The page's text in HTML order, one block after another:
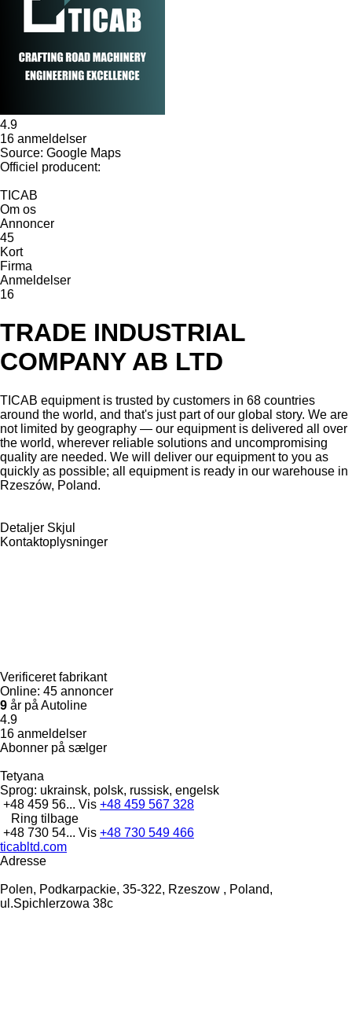
4.9
16 anmeldelser
Source: Google Maps
Officiel producent:
TICAB
Om os
Annoncer
45
Kort
Firma
Anmeldelser
16
TRADE INDUSTRIAL
COMPANY AB LTD
TICAB equipment is trusted by customers in 68 countries
around the world, and that's just part of our global story. We are
not limited by geography — our equipment is delivered all over
the world, wherever reliable solutions and uncompromising
quality are needed. We will deliver our equipment to you as
quickly as possible; all equipment is ready in our warehouse in
Rzeszów, Poland.
Detaljer Skjul
Kontaktoplysninger
Verificeret fabrikant
Online: 45 annoncer
9 år på Autoline
4.9
16 anmeldelser
Abonner på sælger
Tetyana
Sprog: ukrainsk, polsk, russisk, engelsk
+48 459 56... Vis +48 459 567 328
Ring tilbage
+48 730 54... Vis +48 730 549 466
ticabltd.com
Adresse
Polen, Podkarpackie, 35-322, Rzeszow , Poland,
ul.Spichlerzowa 38c